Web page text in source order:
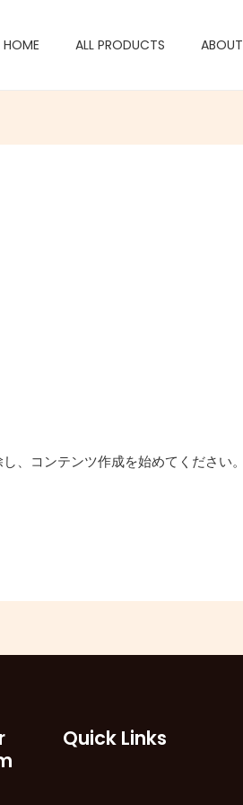
HOME ALL PRODUCTS ABOUT
、コンテンツ作成を始めてください。
Quick Links